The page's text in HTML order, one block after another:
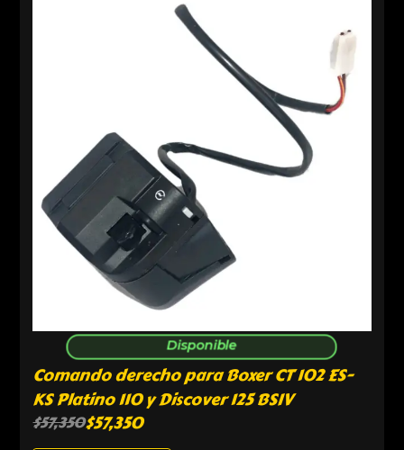
Disponible
Comando derecho para Boxer CT 102 ES-
KS Platino 110 y Discover 125 BSIV
$57,350$57,350